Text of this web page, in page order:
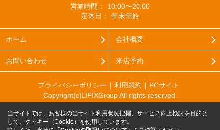
営業時間：
10:00〜20:00
定休日：
年末年始
ホーム 会社概要
お問い合わせ 来店予約
プライバシーポリシー 利用規約
PCサイト
Copyright(c)LIFIXGroup All rights reserved.
当サイトでは、お客様の当サイト利用状況把握、サービス向上検討を目的と
して、クッキー（Cookie）を使用しています。